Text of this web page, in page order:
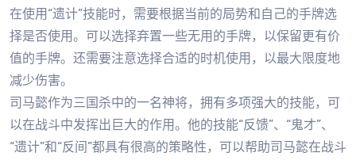
在使用“遗计”技能时，需要根据当前的局势和自己的手牌选
择是否使用。可以选择弃置一些无用的手牌，以保留更有价
值的手牌。还需要注意选择合适的时机使用，以最大限度地
减少伤害。
司马懿作为三国杀中的一名神将，拥有多项强大的技能，可
以在战斗中发挥出巨大的作用。他的技能“反馈”、“鬼才”、
“遗计”和“反间”都具有很高的策略性，可以帮助司马懿在战斗